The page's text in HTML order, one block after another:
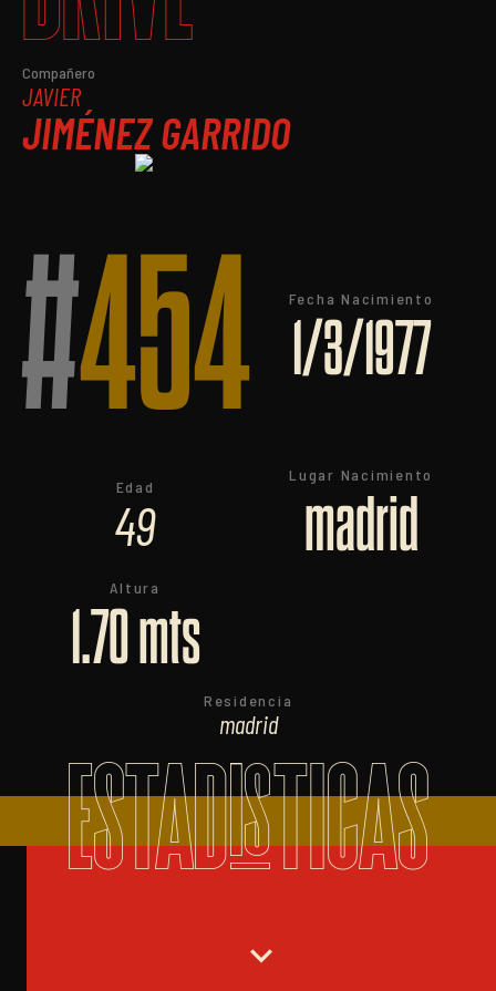
Compañero
JAVIER
JIMÉNEZ GARRIDO
#454 Fecha Nacimiento
1/3/1977
Edad
49
Lugar Nacimiento
madrid
Altura
1.70 mts
Residencia
madrid
ESTADISTICAS
expand_more